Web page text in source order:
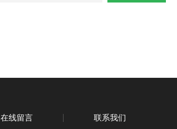
在线留言 联系我们